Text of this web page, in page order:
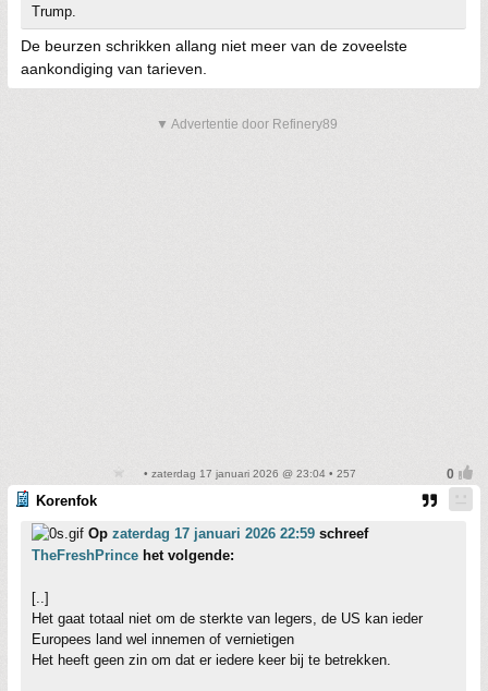
Trump.
De beurzen schrikken allang niet meer van de zoveelste
aankondiging van tarieven.
▼ Advertentie door Refinery89
• zaterdag 17 januari 2026 @ 23:04 • 257
Korenfok
Op zaterdag 17 januari 2026 22:59 schreef
TheFreshPrince het volgende:
[..]
Het gaat totaal niet om de sterkte van legers, de US kan ieder
Europees land wel innemen of vernietigen
Het heeft geen zin om dat er iedere keer bij te betrekken.